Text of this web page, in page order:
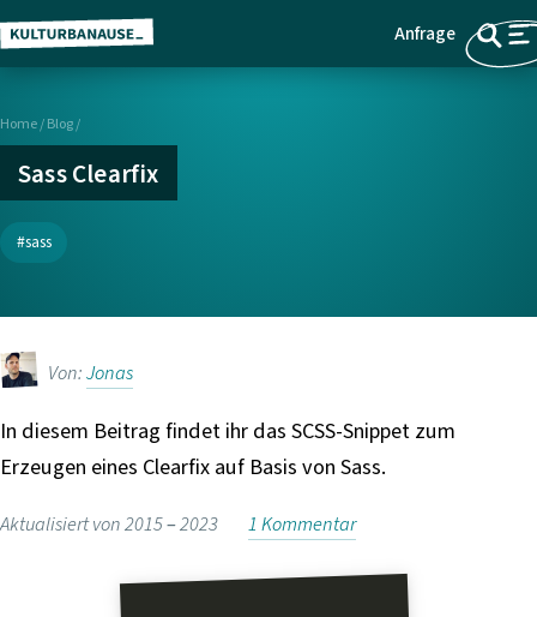
Z
u
H
u
n
h
a
t
s
r
Menü
Anfrage
Home/Blog /
Sass Clearfix
sass
Von:Jonas
In diesem Beitrag findet ihr das SCSS-Snippet zum
Erzeugen eines Clearfix auf Basis von Sass.
Aktualisiert von 2015 –2023 1 Kommentar